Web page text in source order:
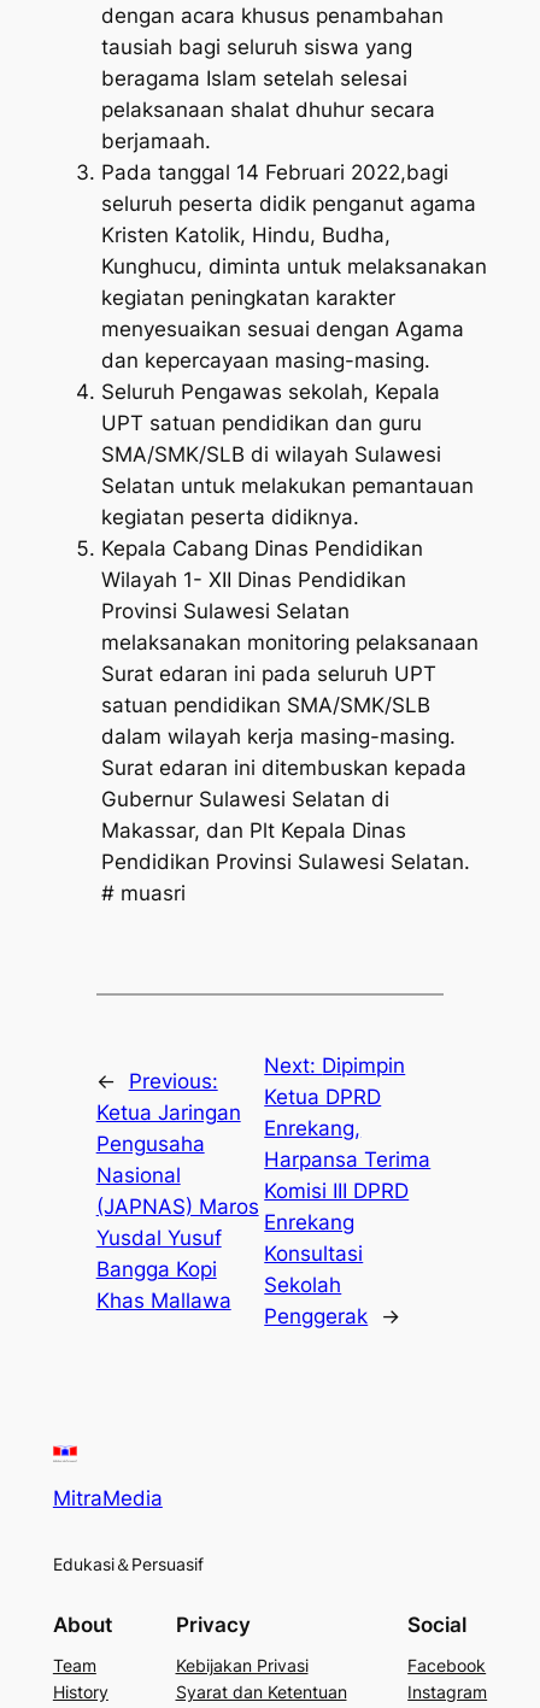
dengan acara khusus penambahan
tausiah bagi seluruh siswa yang
beragama Islam setelah selesai
pelaksanaan shalat dhuhur secara
berjamaah.
Pada tanggal 14 Februari 2022,bagi
seluruh peserta didik penganut agama
Kristen Katolik, Hindu, Budha,
Kunghucu, diminta untuk melaksanakan
kegiatan peningkatan karakter
menyesuaikan sesuai dengan Agama
dan kepercayaan masing-masing.
Seluruh Pengawas sekolah, Kepala
UPT satuan pendidikan dan guru
SMA/SMK/SLB di wilayah Sulawesi
Selatan untuk melakukan pemantauan
kegiatan peserta didiknya.
Kepala Cabang Dinas Pendidikan
Wilayah 1- XII Dinas Pendidikan
Provinsi Sulawesi Selatan
melaksanakan monitoring pelaksanaan
Surat edaran ini pada seluruh UPT
satuan pendidikan SMA/SMK/SLB
dalam wilayah kerja masing-masing.
Surat edaran ini ditembuskan kepada
Gubernur Sulawesi Selatan di
Makassar, dan Plt Kepala Dinas
Pendidikan Provinsi Sulawesi Selatan.
# muasri
←
Previous:
Ketua Jaringan
Pengusaha
Nasional
(JAPNAS) Maros
Yusdal Yusuf
Bangga Kopi
Khas Mallawa
Next: Dipimpin
Ketua DPRD
Enrekang,
Harpansa Terima
Komisi III DPRD
Enrekang
Konsultasi
Sekolah
Penggerak
→
MitraMedia
Edukasi＆Persuasif
About
Team
History
Privacy
Kebijakan Privasi
Syarat dan Ketentuan
Social
Facebook
Instagram